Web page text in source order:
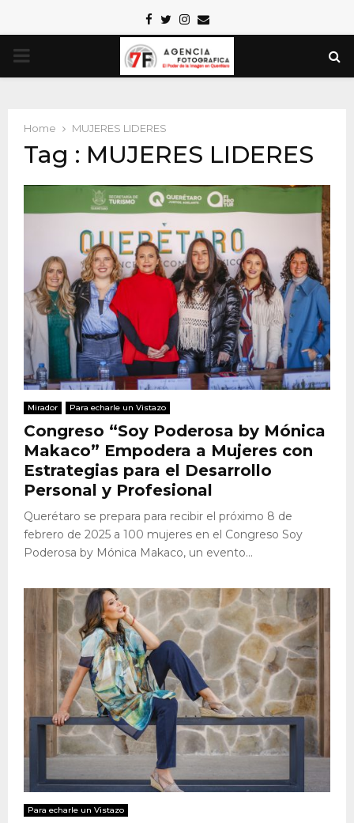
Facebook
TwitterInstagram
Email
PRIMARY
Home MUJERES LIDERES
Tag : MUJERES LIDERES
Mirador Para echarle un Vistazo
Congreso “Soy Poderosa by Mónica
Makaco” Empodera a Mujeres con
Estrategias para el Desarrollo
Personal y Profesional
Querétaro se prepara para recibir el próximo 8 de
febrero de 2025 a 100 mujeres en el Congreso Soy
Poderosa by Mónica Makaco, un evento...
Para echarle un Vistazo